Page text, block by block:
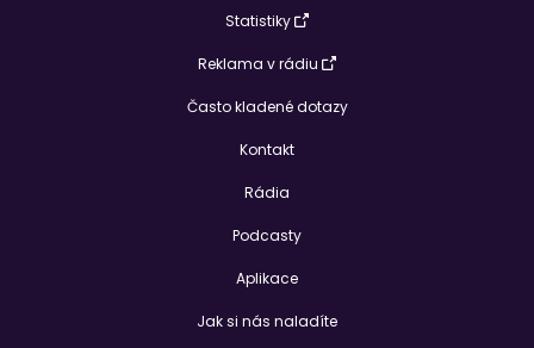
Statistiky
Reklama v rádiu
Často kladené dotazy
Kontakt
Rádia
Podcasty
Aplikace
Jak si nás naladíte